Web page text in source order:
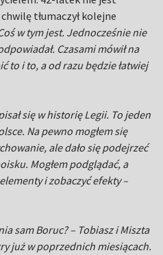
tłumaczył kolejne
w tym jest. Jednocześnie nie
Czasami mówił na
to i to, a od razu będzie łatwiej
się w historię Legii. To jeden
Na pewno mogłem się
ale dało się podejrzeć
Mogłem podglądać, a
i zobaczyć efekty–
sam Boruc? – Tobiasz i Miszta
już w poprzednich miesiącach.